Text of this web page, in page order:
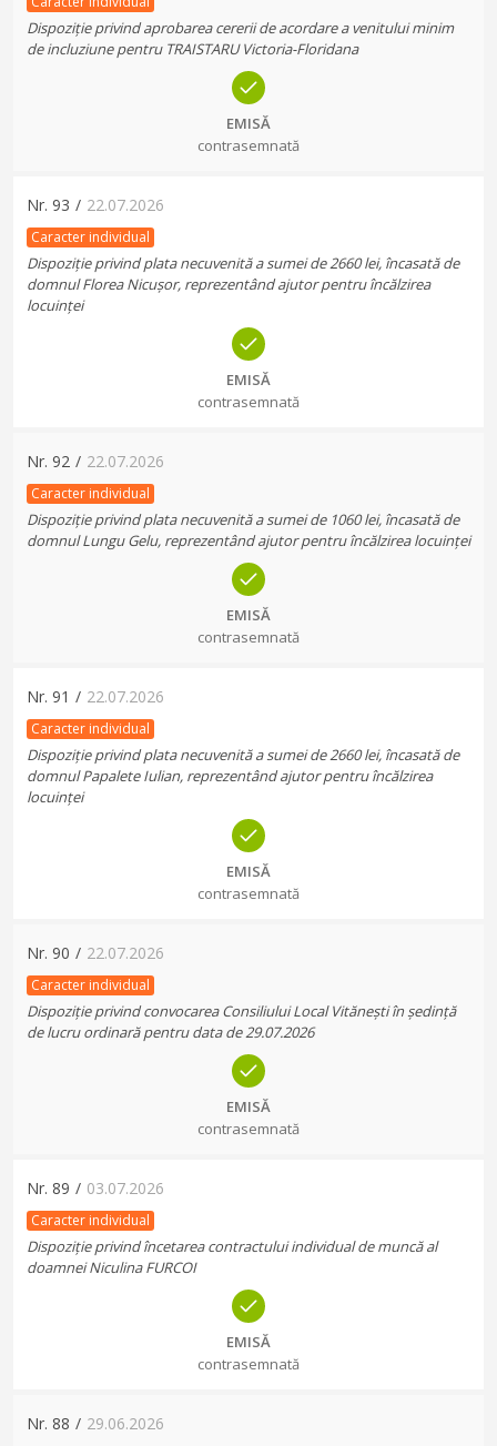
Dispoziție privind aprobarea cererii de acordare a venitului minim
de incluziune pentru TRAISTARU Victoria-Floridana
EMISĂ
contrasemnată
Nr. 93 / 22.07.2026
Caracter individual
Dispoziție privind plata necuvenită a sumei de 2660 lei, încasată de
domnul Florea Nicușor, reprezentând ajutor pentru încălzirea
locuinței
EMISĂ
contrasemnată
Nr. 92 / 22.07.2026
Caracter individual
Dispoziție privind plata necuvenită a sumei de 1060 lei, încasată de
domnul Lungu Gelu, reprezentând ajutor pentru încălzirea locuinței
EMISĂ
contrasemnată
Nr. 91 / 22.07.2026
Caracter individual
Dispoziție privind plata necuvenită a sumei de 2660 lei, încasată de
domnul Papalete Iulian, reprezentând ajutor pentru încălzirea
locuinței
EMISĂ
contrasemnată
Nr. 90 / 22.07.2026
Caracter individual
Dispoziție privind convocarea Consiliului Local Vitănești în ședință
de lucru ordinară pentru data de 29.07.2026
EMISĂ
contrasemnată
Nr. 89 / 03.07.2026
Caracter individual
Dispoziție privind încetarea contractului individual de muncă al
doamnei Niculina FURCOI
EMISĂ
contrasemnată
Nr. 88 / 29.06.2026